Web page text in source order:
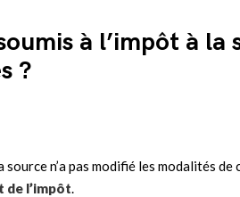
à l’impôt à la
?
n’a pas modifié les modalités de
de l’impôt.